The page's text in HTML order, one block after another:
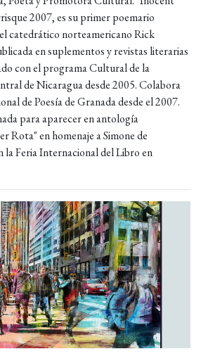
2007, es su primer poemario
catedrático norteamericano Rick
en suplementos y revistas literarias
con el programa Cultural de la
de Nicaragua desde 2005. Colabora
de Poesía de Granada desde el 2007.
para aparecer en antología
Rota" en homenaje a Simone de
la Feria Internacional del Libro en